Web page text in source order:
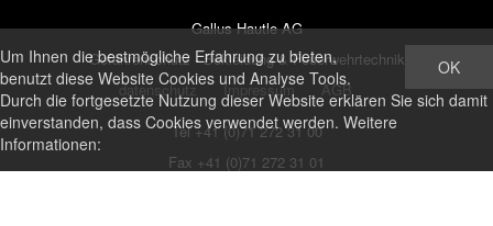
Gallus Hautle AG
Gefahrenschutz - Bekleidung & Feuerwehrtechnik
datenschutz
Impressum
AGB
Tel +41 (0)71 272 31 00
Fax +41 (0)71 272 31 01
OK
Um Ihnen die bestmögliche Erfahrung zu bieten,
benutzt diese Website Cookies und Analyse Tools.
Durch die fortgesetzte Nutzung dieser Website erklären Sie sich damit
einverstanden, dass Cookies verwendet werden. Weitere
Informationen: